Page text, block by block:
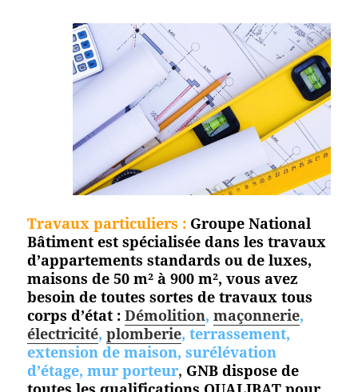
Travaux particuliers : Groupe National
Bâtiment est spécialisée dans les travaux
d’appartements standards ou de luxes,
maisons de 50 m² à 900 m², vous avez
besoin de toutes sortes de travaux tous
corps d’état : Démolition,maçonnerie,
électricité,plomberie, terrassement,
extension de maison, surélévation
d’étage, mur porteur, GNB dispose de